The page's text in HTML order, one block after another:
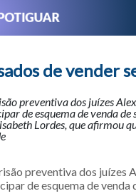
de vender
preventiva dos juízes
de esquema de venda de
Lordes, que afirmou
preventiva dos juízes
de esquema de venda